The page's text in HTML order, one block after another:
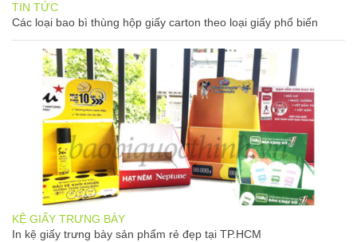
TIN TỨC
Các loại bao bì thùng hộp giấy carton theo loại giấy phổ biến
KỆ GIẤY TRƯNG BÀY
In kệ giấy trưng bày sản phẩm rẻ đẹp tại TP.HCM